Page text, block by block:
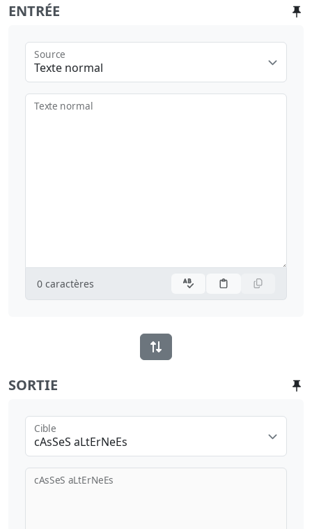
ENTRÉE
Texte normal
Source
Texte normal
0 caractères
SORTIE
cAsSeS aLtErNeEs
Cible
cAsSeS aLtErNeEs